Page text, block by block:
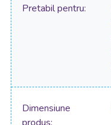
Pretabil pentru
Dimensiune